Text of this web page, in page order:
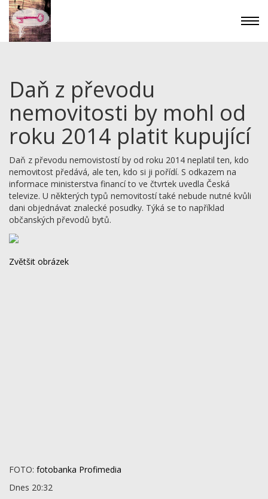
Daň z převodu
nemovitosti by mohl od
roku 2014 platit kupující
Daň z převodu nemovistostí by od roku 2014 neplatil ten, kdo
nemovitost předává, ale ten, kdo si ji pořídí. S odkazem na
informace ministerstva financí to ve čtvrtek uvedla Česká
televize. U některých typů nemovitostí také nebude nutné kvůli
dani objednávat znalecké posudky. Týká se to například
občanských převodů bytů.
Zvětšit obrázek
FOTO: fotobanka Profimedia
Dnes 20:32